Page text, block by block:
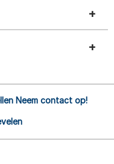
Neem contact op!